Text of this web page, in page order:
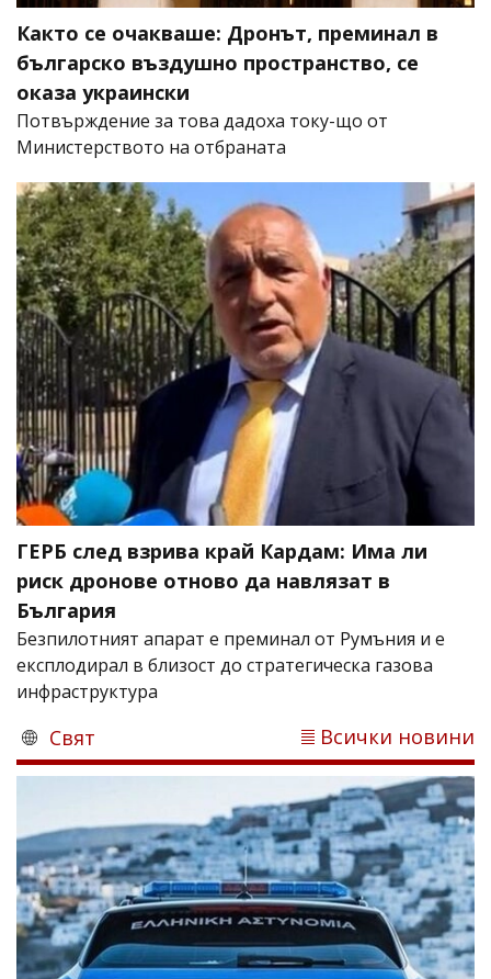
Както се очакваше: Дронът, преминал в
българско въздушно пространство, се
оказа украински
Потвърждение за това дадоха току-що от
Министерството на отбраната
ГЕРБ след взрива край Кардам: Има ли
риск дронове отново да навлязат в
България
Безпилотният апарат е преминал от Румъния и е
експлодирал в близост до стратегическа газова
инфраструктура
Свят Всички новини